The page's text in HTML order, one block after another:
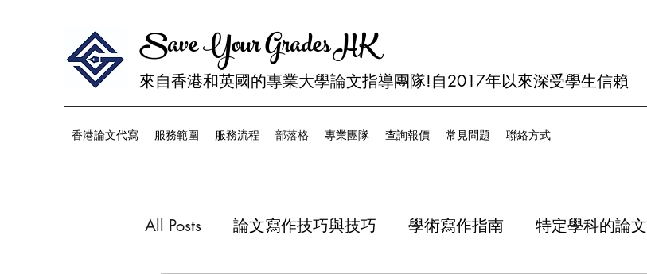
Save Your Grades HK
來自香港和英國的專業大學論文指導團隊!​自2017年以來深受學生信賴
香港論文代寫 服務範圍 服務流程 部落格 專業團隊 查詢報價 常見問題 聯絡方式
All Posts 論文寫作技巧與技巧 學術寫作指南 特定學科的論文